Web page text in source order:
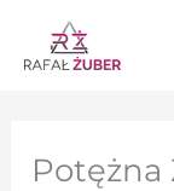
Przejdź
do
Potężna